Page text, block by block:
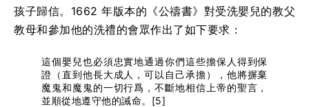
孩子歸信。1662 年版本的《公禱書》對受洗嬰兒的教父
教母和參加他的洗禮的會眾作出了如下要求：
這個嬰兒也必須忠實地通過你們這些擔保人得到保
證（直到他長大成人，可以自己承擔），他將摒棄
魔鬼和魔鬼的一切行爲，不斷地相信上帝的聖言，
並順從地遵守他的誡命。[5]